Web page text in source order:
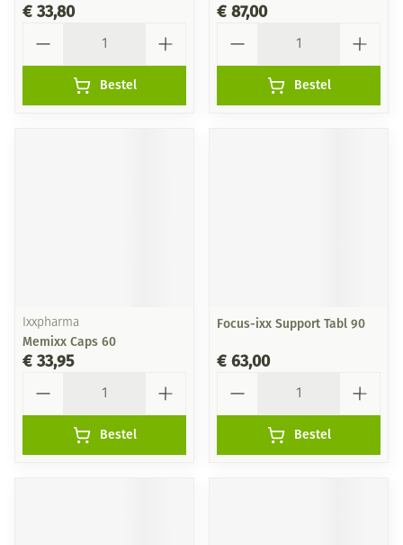
€ 33,80
Bestel
€ 87,00
Bestel
Ixxpharma
Memixx Caps 60
€ 33,95
Bestel
Focus-ixx Support Tabl 90
€ 63,00
Bestel